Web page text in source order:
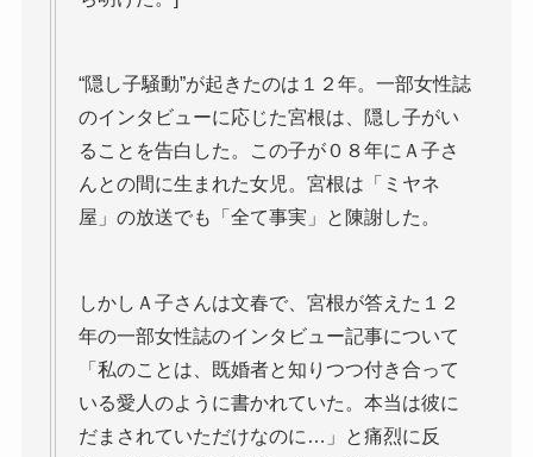
“隠し子騒動”が起きたのは１２年。一部女性誌
のインタビューに応じた宮根は、隠し子がい
ることを告白した。この子が０８年にＡ子さ
んとの間に生まれた女児。宮根は「ミヤネ
屋」の放送でも「全て事実」と陳謝した。
しかしＡ子さんは文春で、宮根が答えた１２
年の一部女性誌のインタビュー記事について
「私のことは、既婚者と知りつつ付き合って
いる愛人のように書かれていた。本当は彼に
だまされていただけなのに…」と痛烈に反